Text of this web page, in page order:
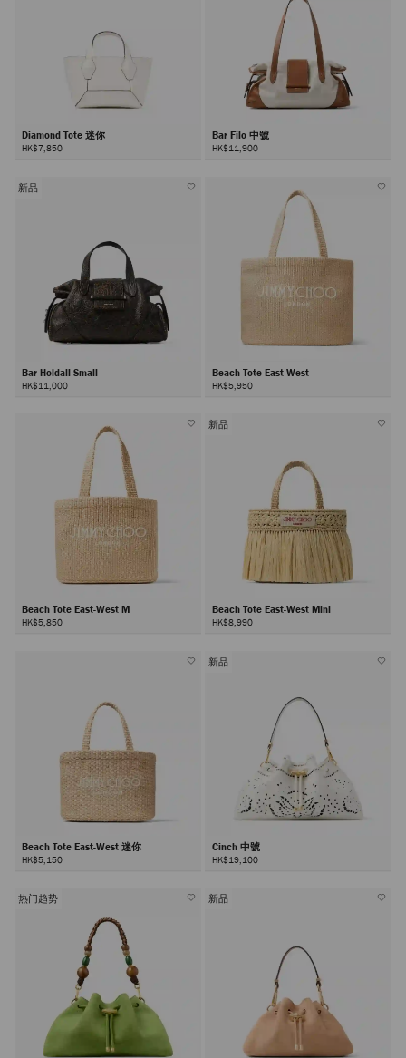
Diamond Tote 迷你
HK$7,850
Bar Filo 中號
HK$11,900
新品
Bar Holdall Small
HK$11,000
Beach Tote East-West
HK$5,950
Beach Tote East-West M
HK$5,850
新品
Beach Tote East-West Mini
HK$8,990
Beach Tote East-West 迷你
HK$5,150
新品
Cinch 中號
HK$19,100
热门趋势 新品